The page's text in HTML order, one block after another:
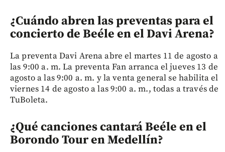
¿Cuándo abren las preventas para el
concierto de Beéle en el Davi Arena?
La preventa Davi Arena abre el martes 11 de agosto a
las 9:00 a. m. La preventa Fan arranca el jueves 13 de
agosto a las 9:00 a. m. y la venta general se habilita el
viernes 14 de agosto a las 9:00 a. m., todas a través de
TuBoleta.
¿Qué canciones cantará Beéle en el
Borondo Tour en Medellín?